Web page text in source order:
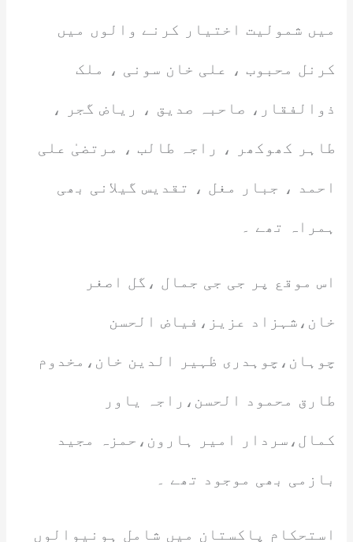
میں شمولیت اختیار کرنے والوں میں
کرنل محبوب ، علی خان سونی ، ملک
ذوالفقار، صاحبہ صدیق ، ریاض گجر ،
طاہر کھوکھر ، راجہ طالب ، مرتضیٰ علی
احمد ، جبار مغل ، تقدیس گیلانی بھی
ہمراہ تھے ۔
اس موقع پر جی جی جمال ،گل اصغر
خان،شہزاد عزیز،فیاض الحسن
چوہان،چوہدری ظہیر الدین خان،مخدوم
طارق محمود الحسن،راجہ یاور
کمال،سردار امیر ہارون،حمزہ مجید
بازمی بھی موجود تھے ۔
استحکام پاکستان میں شامل ہونیوالوں